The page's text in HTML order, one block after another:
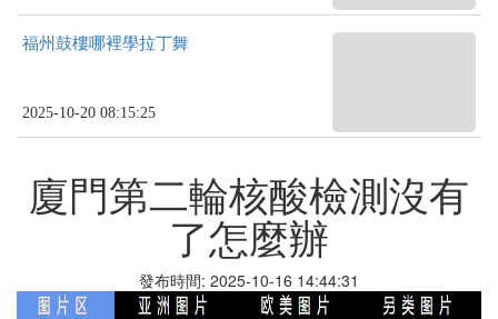
福州鼓樓哪裡學拉丁舞
2025-10-20 08:15:25
廈門第二輪核酸檢測沒有
了怎麼辦
發布時間: 2025-10-16 14:44:31